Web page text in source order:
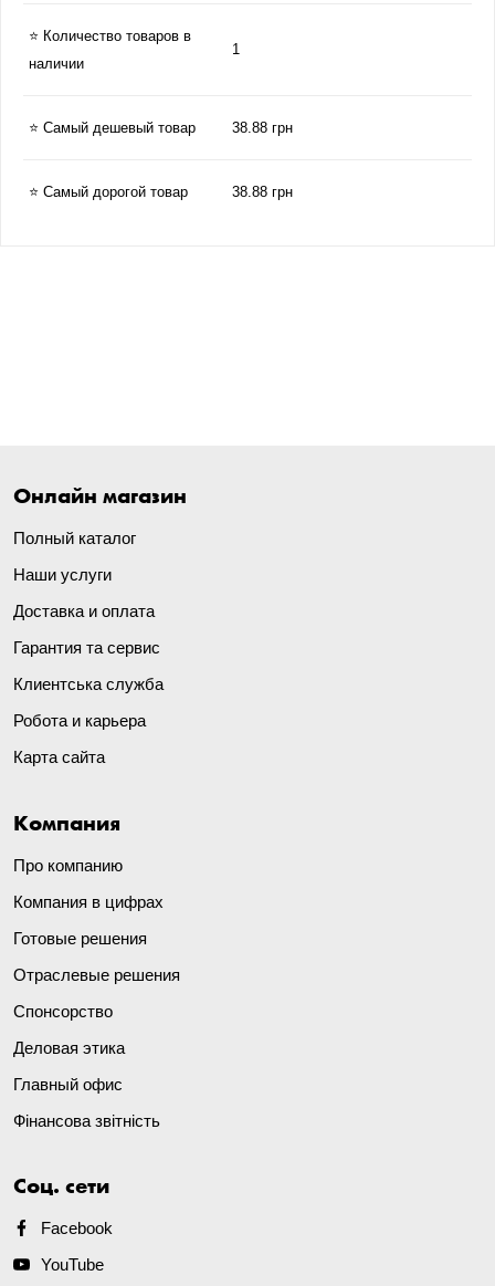
⭐ Количество товаров в
наличии
1
⭐ Самый дешевый товар 38.88 грн
⭐ Самый дорогой товар 38.88 грн
Онлайн магазин
Полный каталог
Наши услуги
Доставка и оплата
Гарантия та сервис
Клиентська служба
Робота и карьера
Карта сайта
Компания
Про компанию
Компания в цифрах
Готовые решения
Отраслевые решения
Спонсорство
Деловая этика
Главный офис
Фінансова звітність
Соц. сети
Facebook
YouTube